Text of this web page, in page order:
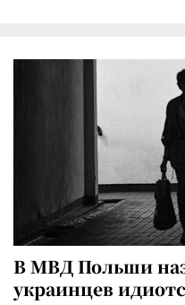
В МВД Польши
украинцев